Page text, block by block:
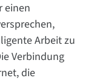
einen
Arbeit zu
Verbindung
die